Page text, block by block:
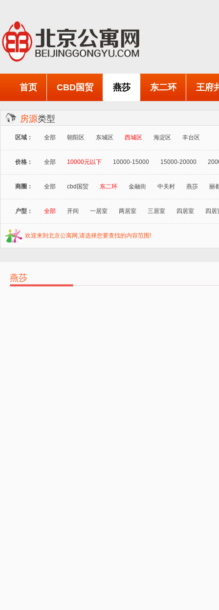
首页 CBD国贸 燕莎 东二环 王府
房源类型
区域： 全部 朝阳区 东城区 西城区 海淀区 丰台区
价格： 全部 10000元以下 10000-15000 15000-20000
商圈： 全部 cbd国贸 东二环 金融街 中关村 燕莎 丽
户型： 全部 开间 一居室 两居室 三居室 四居室 四居
欢迎来到北京公寓网,请选择您要查找的内容范围!
燕莎